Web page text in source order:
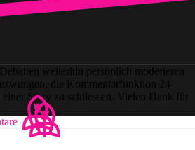
weiterhin persönlich moderieren
die Kommentarfunktion 24
Story zu schliessen. Vielen Dank für